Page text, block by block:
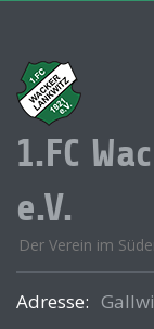
1.FC
e.V.
Der Verein im
Adresse: